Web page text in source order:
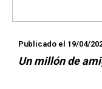
Publicado el 19/04/
Un millón de